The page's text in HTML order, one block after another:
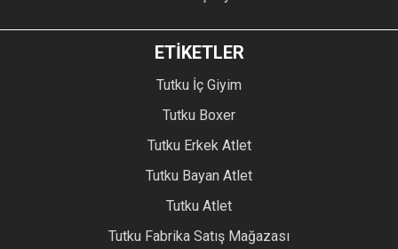
ETİKETLER
Tutku İç Giyim
Tutku Boxer
Tutku Erkek Atlet
Tutku Bayan Atlet
Tutku Atlet
Tutku Fabrika Satış Mağazası